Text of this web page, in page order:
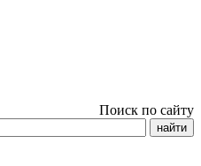
Поиск по сайту